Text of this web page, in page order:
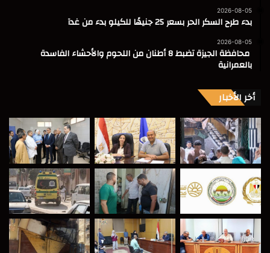
2026-08-05
بدء طرح السكر الحر بسعر 25 جنيهًا للكيلو بدء من غدآ
2026-08-05
محافظة الجيزة تضبط 8 أطنان من اللحوم والأحشاء الفاسدة
بالعمرانية
أخر الأخبار